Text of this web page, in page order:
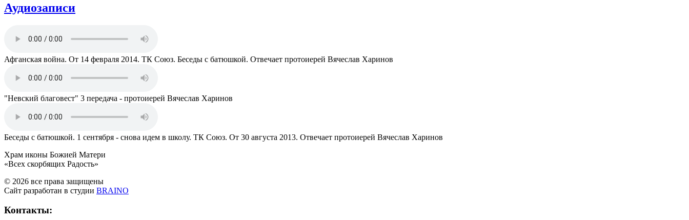
Аудиозаписи
Афганская война. От 14 февраля 2014. ТК Союз. Беседы с батюшкой. Отвечает протоиерей Вячеслав Харинов
"Невский благовест" 3 передача - протоиерей Вячеслав Харинов
Беседы с батюшкой. 1 сентября - снова идем в школу. ТК Союз. От 30 августа 2013. Отвечает протоиерей Вячеслав Харинов
Храм иконы Божией Матери
«Всех скорбящих Радость»
© 2026 все права защищены
Сайт разработан в студии BRAINO
Контакты: